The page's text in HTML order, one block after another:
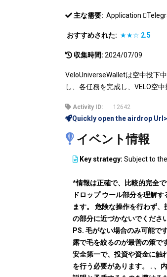
主な需要: Application
おすすめされた: ★★☆ 2.5
収集時間: 2024/07/09
VeloUniverseWalletは空中投下
し、各任務を完成し、VELO空中
Activity ID: 12642
Quickly open the airdrop
イベント情報
Key strategy: Subject to
*情報は正確で、比較的完全
ドロップ ウール部分を理解
ます。 危険な操作を行わず
の部分に近づかないでくださ
PS. 毛がない場合のみ可能で
露で毛を絞るのが最善の策で
安全第一で、投資や資金に触
を行う必要があります。 . 、